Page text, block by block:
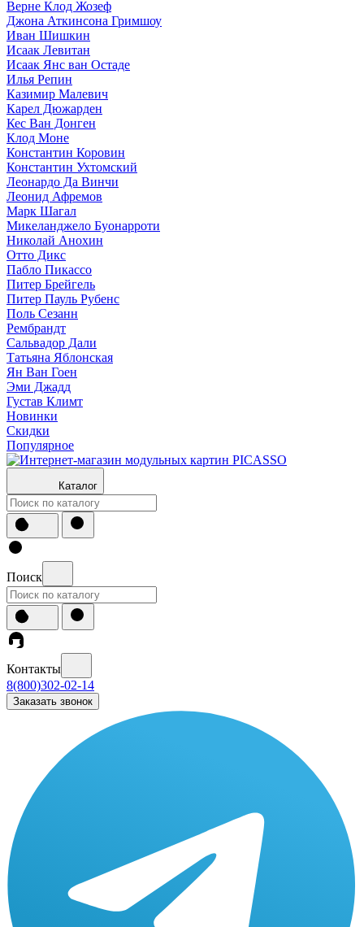
Верне Клод Жозеф
Джона Аткинсона Гримшоу
Иван Шишкин
Исаак Левитан
Исаак Янс ван Остаде
Илья Репин
Казимир Малевич
Карел Дюжарден
Кес Ван Донген
Клод Моне
Константин Коровин
Константин Ухтомский
Леонардо Да Винчи
Леонид Афремов
Марк Шагал
Микеланджело Буонарроти
Николай Анохин
Отто Дикс
Пабло Пикассо
Питер Брейгель
Питер Пауль Рубенс
Поль Сезанн
Рембрандт
Сальвадор Дали
Татьяна Яблонская
Ян Ван Гоен
Эми Джадд
Густав Климт
Новинки
Скидки
Популярное
Каталог
Поиск
Контакты
8(800)302-02-14
Заказать звонок